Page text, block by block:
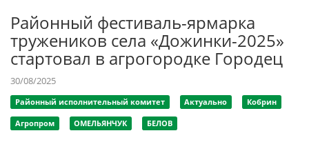
Районный фестиваль-ярмарка
тружеников села «Дожинки-2025»
стартовал в агрогородке Городец
30/08/2025
Районный исполнительный комитет Актуально Кобрин
Агропром ОМЕЛЬЯНЧУК БЕЛОВ